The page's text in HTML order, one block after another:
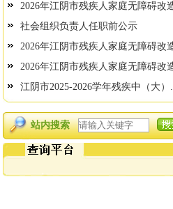
2026年江阴市残疾人家庭无障碍改
社会组织负责人任职前公示
2026年江阴市残疾人家庭无障碍改
2026年江阴市残疾人家庭无障碍改
江阴市2025-2026学年残疾中（大）
站内搜索